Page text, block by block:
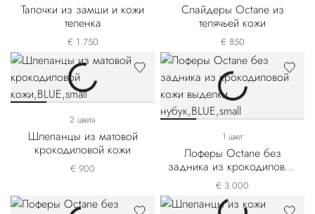
Тапочки из замши и кожи
теленка
€ 1.750
Слайдеры Octane из
телячьей кожи
€ 850
2 цвета
Шлепанцы из матовой
крокодиловой кожи
€ 900
1 цвет
Лоферы Octane без
задника из крокодиловой
кожи выделки нубук
€ 3.000